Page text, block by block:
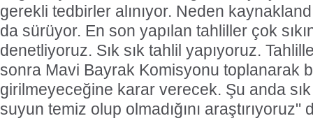
gerekli tedbirler alınıyor. Neden
da sürüyor. En son yapılan tahliller çok
denetliyoruz. Sık sık tahlil yapıyoruz.
sonra Mavi Bayrak Komisyonu toplanarak
girilmeyeceğine karar verecek. Şu anda
suyun temiz olup olmadığını araştırıyoruz"